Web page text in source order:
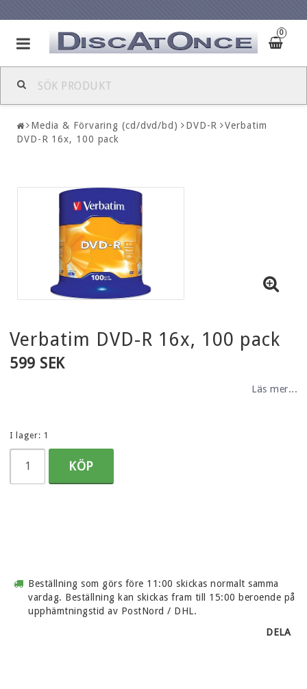
0
Media & Förvaring (cd/dvd/bd) DVD-R
Verbatim
DVD-R 16x, 100 pack
Verbatim DVD-R 16x, 100 pack
599 SEK
Läs mer...
I lager: 1
KÖP
Beställning som görs före 11:00 skickas normalt samma
vardag. Beställning kan skickas fram till 15:00 beroende på
upphämtningstid av PostNord / DHL.
DELA